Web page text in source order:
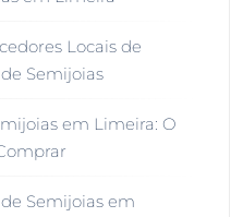
Locais de
Semijoias
em Limeira: O
Semijoias em